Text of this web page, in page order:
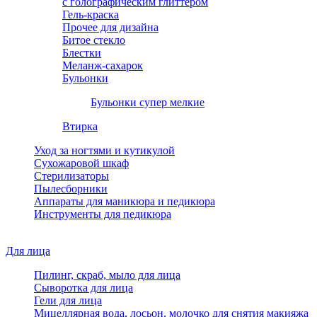
Гель-краска
Прочее для дизайна
Битое стекло
Блестки
Меланж-сахарок
Бульонки
Бульонки супер мелкие
Втирка
Уход за ногтями и кутикулой
Сухожаровой шкаф
Стерилизаторы
Пылесборники
Аппараты для маникюра и педикюра
Инструменты для педикюра
Для лица
Пилинг, скраб, мыло для лица
Сыворотка для лица
Гели для лица
Мицеллярная вода, лосьон, молочко для снятия макияжа